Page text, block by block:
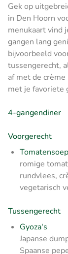
Gek op
in Den Hoorn
menukaart vind
gangen lang
bijvoorbeeld
tussengerecht,
af met de
met je favoriete
4-gangendiner
Voorgerecht
Tomatensoep
romige
rundvlees,
vegetarisch
Tussengerecht
Gyoza's
Japanse
Spaanse